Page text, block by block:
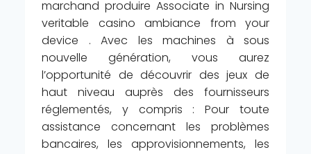
marchand produire Associate in Nursing
veritable casino ambiance from your
device . Avec les machines à sous
nouvelle génération, vous aurez
l’opportunité de découvrir des jeux de
haut niveau auprès des fournisseurs
réglementés, y compris : Pour toute
assistance concernant les problèmes
bancaires, les approvisionnements, les